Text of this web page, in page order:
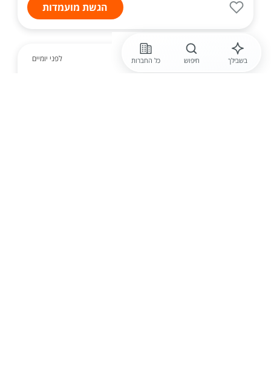
הגשת מועמדות
לפני יומיים בשבילך חיפוש כל החברות